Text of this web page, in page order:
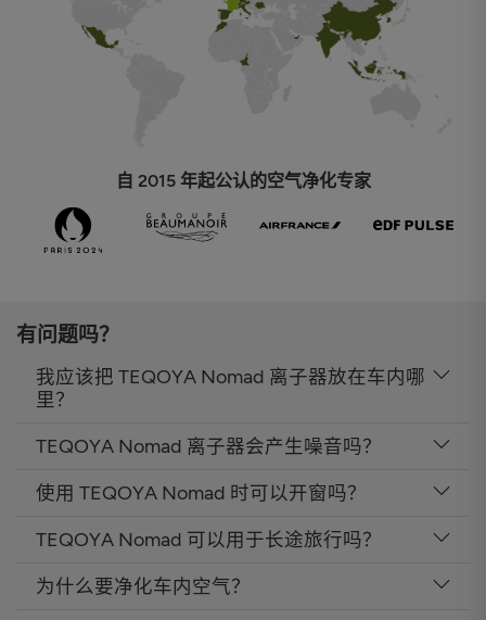
自 2015 年起公认的空气净化专家
有问题吗？
我应该把 TEQOYA Nomad 离子器放在车内哪
里？
TEQOYA Nomad 离子器会产生噪音吗？
使用 TEQOYA Nomad 时可以开窗吗？
TEQOYA Nomad 可以用于长途旅行吗？
为什么要净化车内空气？